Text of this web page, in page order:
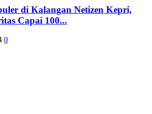
di Kalangan Netizen Kepri,
Capai 100...
0